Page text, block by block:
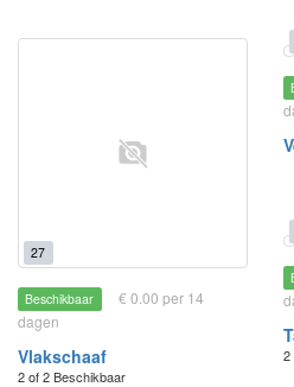
27
Beschikbaar
€ 0.00 per 14
dagen
Vlakschaaf
2 of 2 Beschikbaar
2